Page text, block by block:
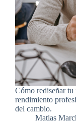
Cómo rediseñar
rendimiento
del cambio.
Matias